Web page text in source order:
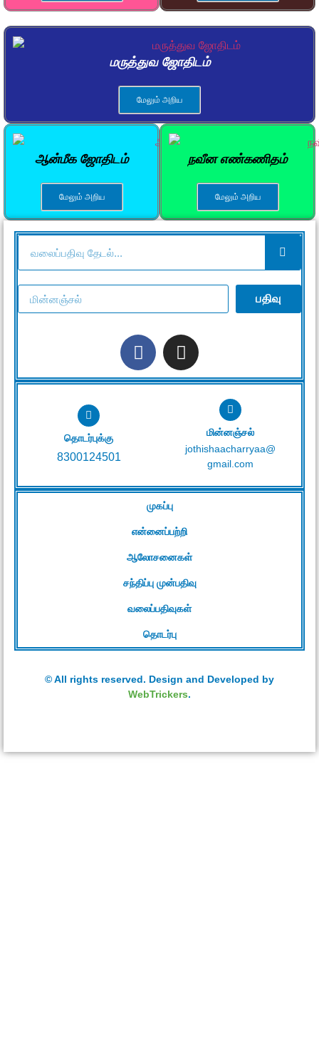
மருத்துவ ஜோதிடம்
மேலும் அறிய
ஆன்மீக ஜோதிடம்
மேலும் அறிய
நவீன எண்கணிதம்
மேலும் அறிய
முகப்பு
என்னைப்பற்றி
ஆலோசனைகள்
சந்திப்பு முன்பதிவு
வலைப்பதிவுகள்
தொடர்பு
தொடர்புக்கு
8300124501
மின்னஞ்சல்
jothishaacharryaa@
gmail.com
பதிவு
© All rights reserved. Design and Developed by
WebTrickers.